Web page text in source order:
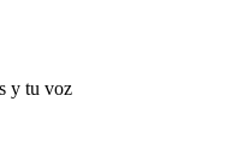
y tu voz